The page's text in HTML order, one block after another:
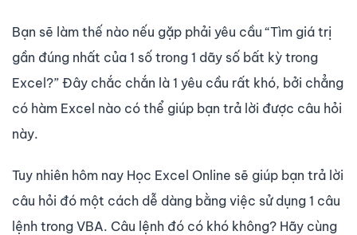
Bạn sẽ làm thế nào nếu gặp phải yêu cầu “Tìm giá trị
gần đúng nhất của 1 số trong 1 dãy số bất kỳ trong
Excel?” Đây chắc chắn là 1 yêu cầu rất khó, bởi chẳng
có hàm Excel nào có thể giúp bạn trả lời được câu hỏi
này.
Tuy nhiên hôm nay Học Excel Online sẽ giúp bạn trả lời
câu hỏi đó một cách dễ dàng bằng việc sử dụng 1 câu
lệnh trong VBA. Câu lệnh đó có khó không? Hãy cùng